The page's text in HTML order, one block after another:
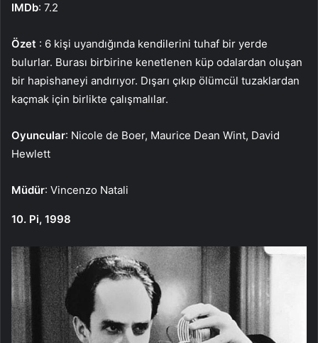
IMDb: 7.2
Özet : 6 kişi uyandığında kendilerini tuhaf bir yerde
bulurlar. Burası birbirine kenetlenen küp odalardan oluşan
bir hapishaneyi andırıyor. Dışarı çıkıp ölümcül tuzaklardan
kaçmak için birlikte çalışmalılar.
Oyuncular: Nicole de Boer, Maurice Dean Wint, David
Hewlett
Müdür: Vincenzo Natali
10. Pi, 1998